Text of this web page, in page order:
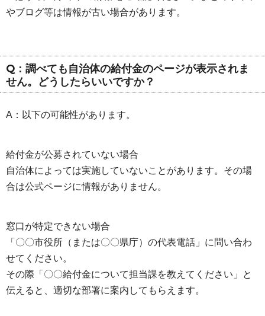
やブログ等は情報が古い場合があります。
Q：調べても自治体の給付金のページが表示されま
せん。どうしたらいいですか？
A：以下の可能性があります。
給付金が公募されていない場合
自治体によっては実施していないことがあります。その場
合は公式ページに情報がありません。
窓口が特定できない場合
「〇〇市役所（または〇〇県庁）の代表電話」に問い合わ
せてください。
その際「〇〇給付金について担当課を教えてください」と
伝えると、適切な部署に案内してもらえます。